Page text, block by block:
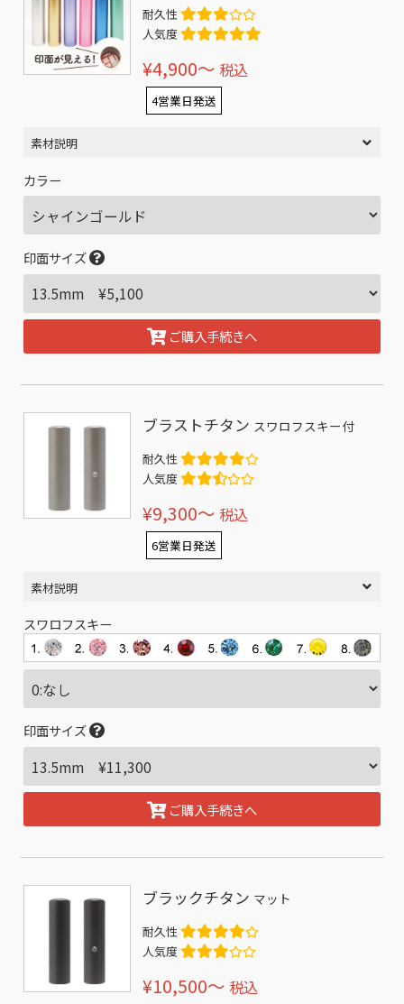
耐久性
人気度
¥4,900〜 税込
4営業日発送
素材説明
カラー
印面サイズ
ご購入手続きへ
ブラストチタン スワロフスキー付
耐久性
人気度
¥9,300〜 税込
6営業日発送
素材説明
スワロフスキー
印面サイズ
ご購入手続きへ
ブラックチタン マット
耐久性
人気度
¥10,500〜 税込